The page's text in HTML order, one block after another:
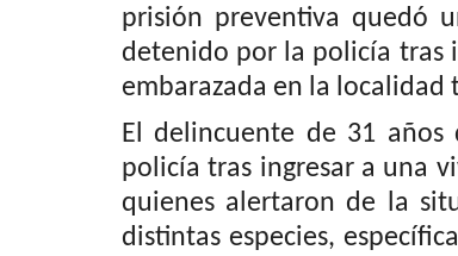
prisión preventiva quedó
detenido por la policía tras
embarazada en la localidad
El delincuente de 31
policía tras ingresar a una
quienes alertaron de la
distintas especies,
Policial